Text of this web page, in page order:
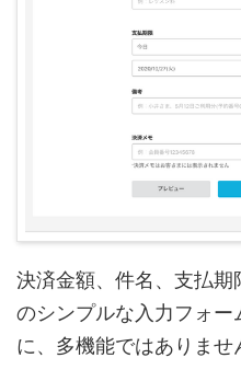
決済金額、件名、支払
のシンプルな入力フォー
に、多機能ではありませ